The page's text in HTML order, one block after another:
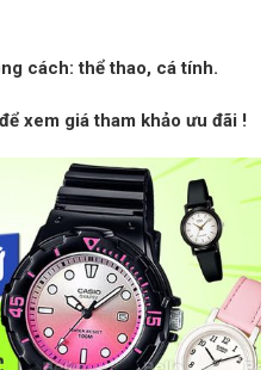
cách:thể thao, cá tính.
xem giá tham khảo ưu đãi !